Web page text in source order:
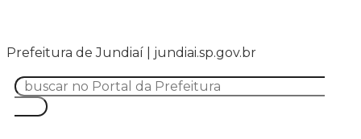
Prefeitura de Jundiaí | jundiai.sp.gov.br